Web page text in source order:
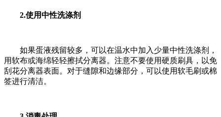
2.使用中性洗涤剂
如果蛋液残留较多，可以在温水中加入少量中性洗涤剂，
用软布或海绵轻轻擦拭分离器。注意不要使用硬质刷具，以免
刮花分离器表面。对于缝隙和边缘部分，可以使用软毛刷或棉
签进行清洁。